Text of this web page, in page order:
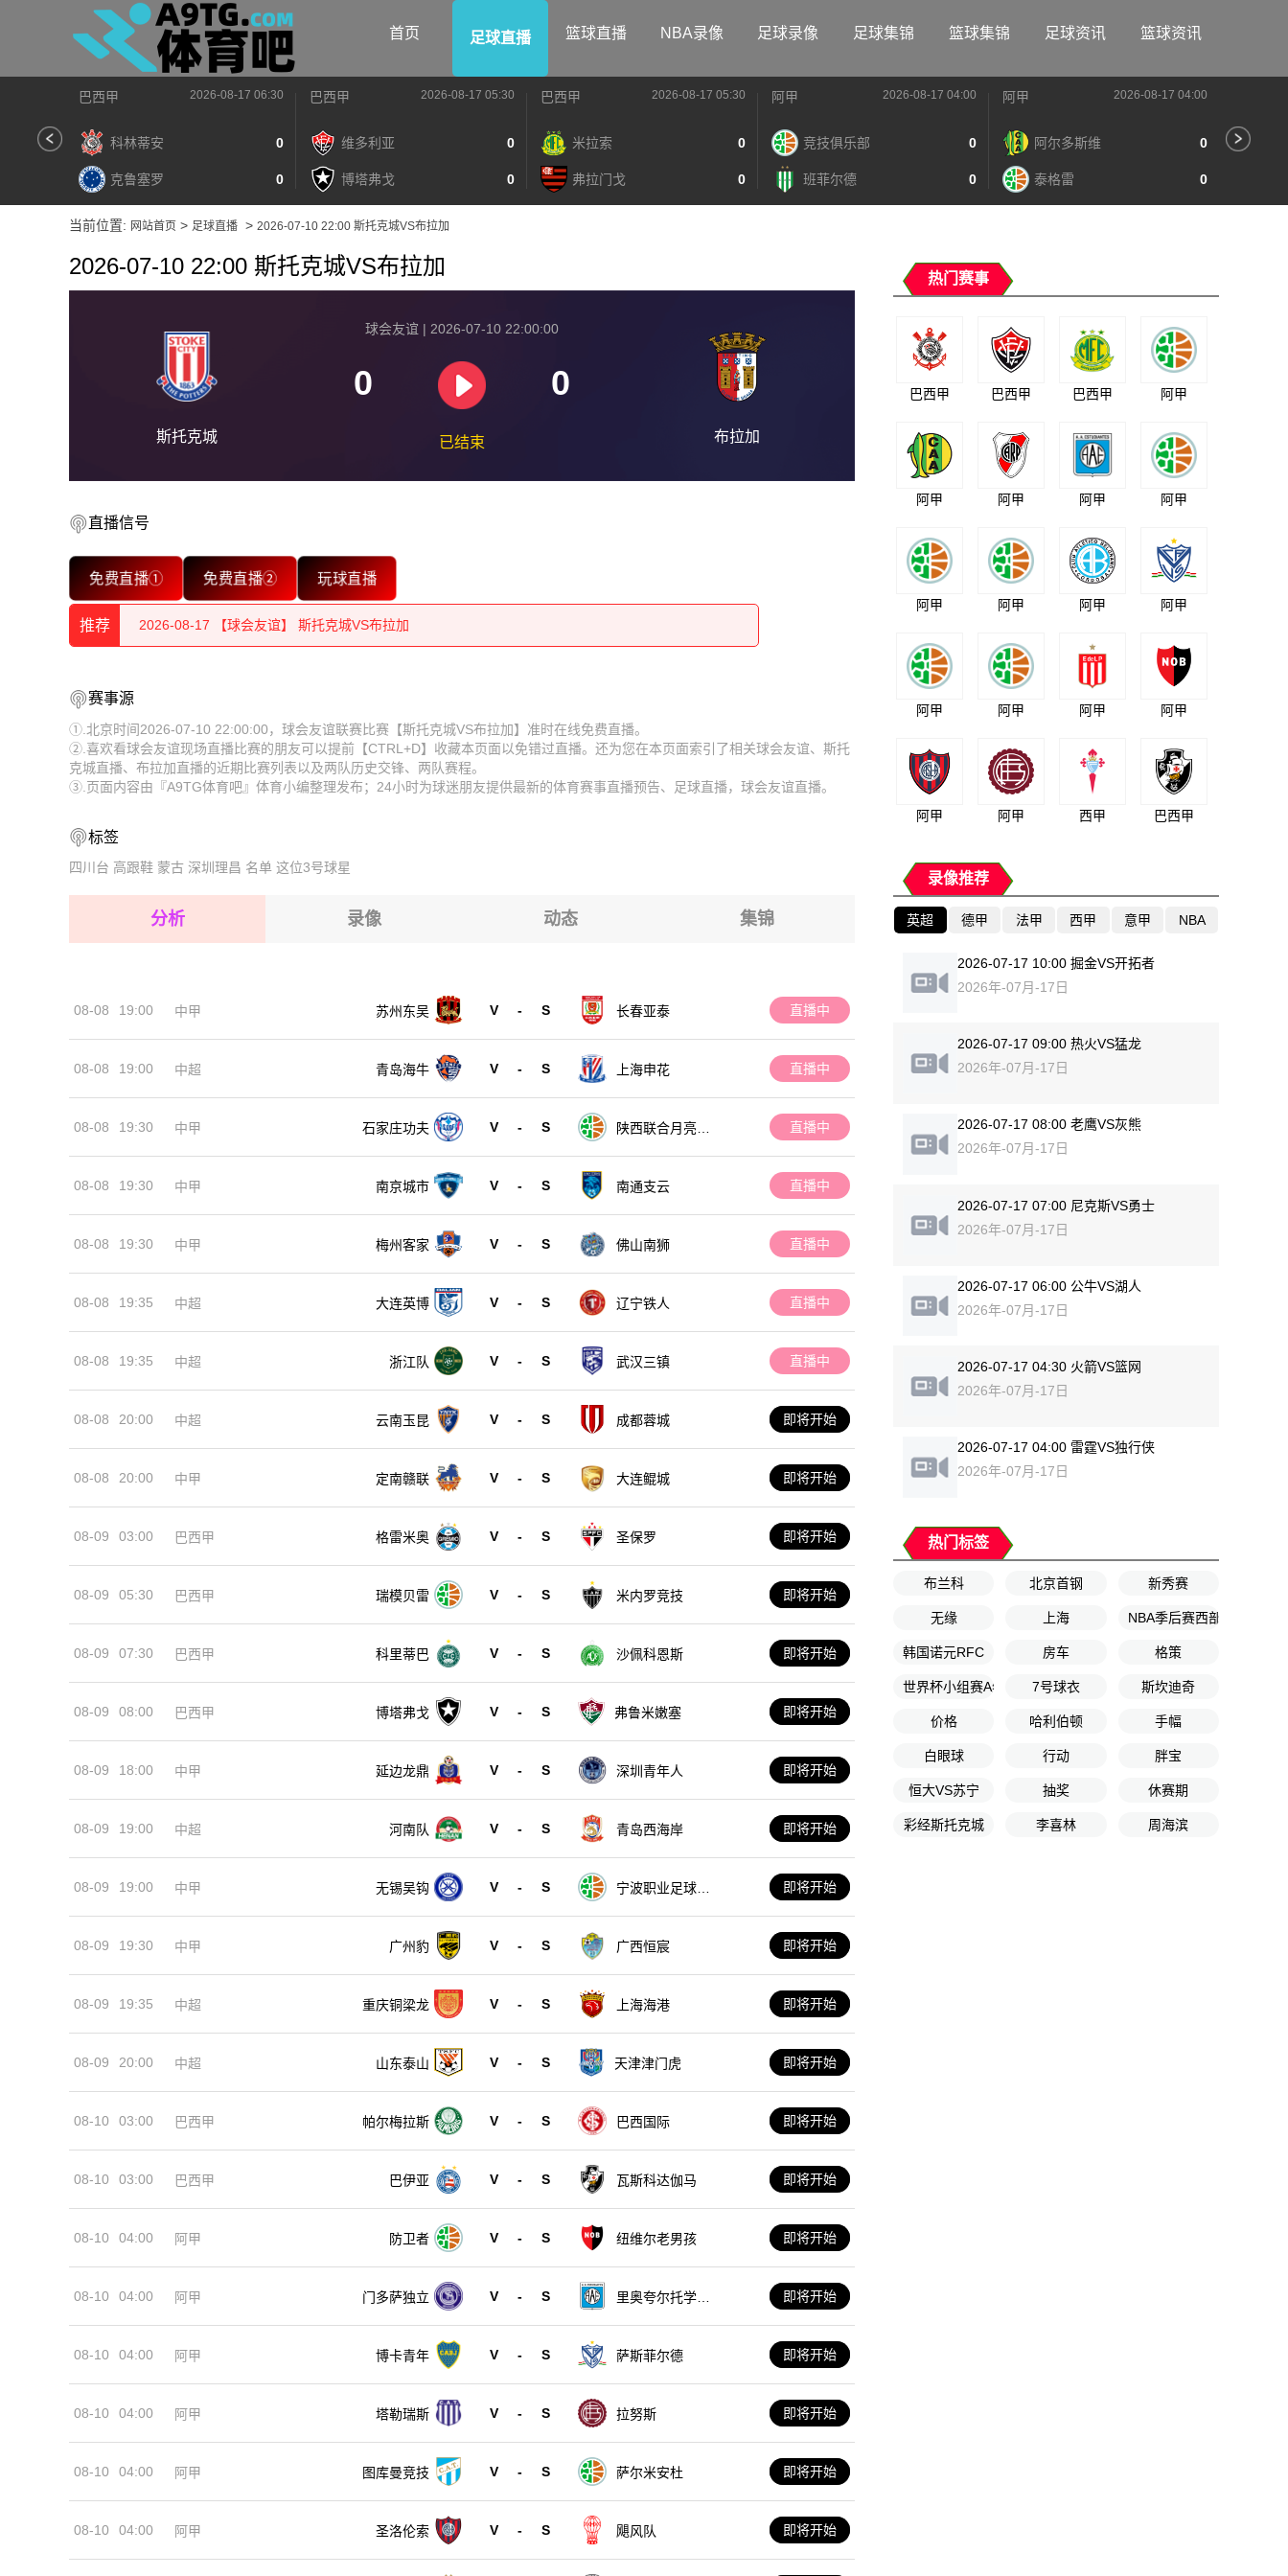
首页 足球直播 篮球直播 NBA录像 足球录像 足球集锦 篮球集锦 足球资讯 篮球资讯
巴西甲 2026-08-17 06:30
科林蒂安 0
克鲁塞罗 0
巴西甲 2026-08-17 05:30
维多利亚 0
博塔弗戈 0
巴西甲 2026-08-17 05:30
米拉索 0
弗拉门戈 0
阿甲 2026-08-17 04:00
竞技俱乐部 0
班菲尔德 0
阿甲 2026-08-17 04:00
阿尔多斯维 0
泰格雷 0
当前位置: 网站首页 > 足球直播 > 2026-07-10 22:00 斯托克城VS布拉加
2026-07-10 22:00 斯托克城VS布拉加
斯托克城
球会友谊 | 2026-07-10 22:00:00
0 0
已结束 布拉加
直播信号
免费直播① 免费直播② 玩球直播
推荐
2026-08-17 【球会友谊】 斯托克城VS布拉加
2026-08-17 【球会友谊】 斯托克城VS布拉加
2026-08-17 【球会友谊】 斯托克城VS布拉加
2026-08-17 【球会友谊】 斯托克城VS布拉加
2026-08-17 【球会友谊】 斯托克城VS布拉加
2026-08-17 【球会友谊】 斯托克城VS布拉加
2026-08-17 【球会友谊】 斯托克城VS布拉加
2026-08-17 【球会友谊】 斯托克城VS布拉加
2026-08-17 【球会友谊】 斯托克城VS布拉加
赛事源
①.北京时间2026-07-10 22:00:00，球会友谊联赛比赛【斯托克城VS布拉加】准时在线免费直播。
②.喜欢看球会友谊现场直播比赛的朋友可以提前【CTRL+D】收藏本页面以免错过直播。还为您在本页面索引了相关球会友谊、斯托
克城直播、布拉加直播的近期比赛列表以及两队历史交锋、两队赛程。
③.页面内容由『A9TG体育吧』体育小编整理发布；24小时为球迷朋友提供最新的体育赛事直播预告、足球直播，球会友谊直播。
标签
四川台 高跟鞋 蒙古 深圳理昌 名单 这位3号球星
分析 录像 动态 集锦
08-08 19:00 中甲 苏州东吴 V - S 长春亚泰 直播中
08-08 19:00 中超 青岛海牛 V - S 上海申花 直播中
08-08 19:30 中甲 石家庄功夫 V - S
陕西联合月亮泊
直播中
08-08 19:30 中甲 南京城市 V - S 南通支云 直播中
08-08 19:30 中甲 梅州客家 V - S 佛山南狮 直播中
08-08 19:35 中超 大连英博 V - S 辽宁铁人 直播中
08-08 19:35 中超 浙江队 V - S 武汉三镇 直播中
08-08 20:00 中超 云南玉昆 V - S 成都蓉城 即将开始
08-08 20:00 中甲 定南赣联 V - S 大连鲲城 即将开始
08-09 03:00 巴西甲 格雷米奥 V - S 圣保罗 即将开始
08-09 05:30 巴西甲 瑞模贝雷 V - S 米内罗竞技 即将开始
08-09 07:30 巴西甲 科里蒂巴 V - S 沙佩科恩斯 即将开始
08-09 08:00 巴西甲 博塔弗戈 V - S 弗鲁米嫩塞 即将开始
08-09 18:00 中甲 延边龙鼎 V - S 深圳青年人 即将开始
08-09 19:00 中超 河南队 V - S 青岛西海岸 即将开始
08-09 19:00 中甲 无锡吴钩 V - S
宁波职业足球俱
即将开始
08-09 19:30 中甲 广州豹 V - S 广西恒宸 即将开始
08-09 19:35 中超 重庆铜梁龙 V - S 上海海港 即将开始
08-09 20:00 中超 山东泰山 V - S 天津津门虎 即将开始
08-10 03:00 巴西甲 帕尔梅拉斯 V - S 巴西国际 即将开始
08-10 03:00 巴西甲 巴伊亚 V - S 瓦斯科达伽马 即将开始
08-10 04:00 阿甲 防卫者 V - S 纽维尔老男孩 即将开始
08-10 04:00 阿甲 门多萨独立 V - S
里奥夸尔托学生
即将开始
08-10 04:00 阿甲 博卡青年 V - S 萨斯菲尔德 即将开始
08-10 04:00 阿甲 塔勒瑞斯 V - S 拉努斯 即将开始
08-10 04:00 阿甲 图库曼竞技 V - S 萨尔米安杜 即将开始
08-10 04:00 阿甲 圣洛伦索 V - S 飓风队 即将开始
热门赛事
巴西甲 巴西甲 巴西甲 阿甲
阿甲 阿甲 阿甲 阿甲
阿甲 阿甲 阿甲 阿甲
阿甲 阿甲 阿甲 阿甲
阿甲 阿甲 西甲 巴西甲
录像推荐
英超 德甲 法甲 西甲 意甲 NBA
2026-07-17 10:00 掘金VS开拓者
2026年-07月-17日
2026-07-17 09:00 热火VS猛龙
2026年-07月-17日
2026-07-17 08:00 老鹰VS灰熊
2026年-07月-17日
2026-07-17 07:00 尼克斯VS勇士
2026年-07月-17日
2026-07-17 06:00 公牛VS湖人
2026年-07月-17日
2026-07-17 04:30 火箭VS篮网
2026年-07月-17日
2026-07-17 04:00 雷霆VS独行侠
2026年-07月-17日
热门标签
布兰科 北京首钢 新秀赛
无缘 上海 NBA季后赛西部决赛G1
韩国诺元RFC 房车 格策
世界杯小组赛A组第2轮7号球衣 斯坎迪奇
价格 哈利伯顿 手幅
白眼球 行动 胖宝
恒大VS苏宁 抽奖 休赛期
彩经斯托克城 李喜林 周海滨